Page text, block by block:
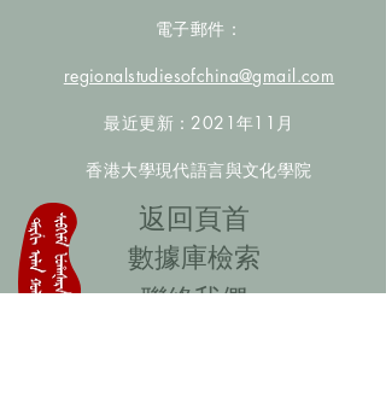
電子郵件：
regionalstudiesofchina@gmail.com
最近更新：2021年11月
香港大學現代語言與文化學院
​返回頁首
數據庫檢索
聯絡我們